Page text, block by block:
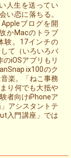
人生を送ってい
い恋に落ちる。
ブログを開
かMacのトラブ
験。17インチの
て（いろいろバ
のiOSアプリもリ
ix100のク
楽。「ねこ事務
り何でも大抵や
者向けiPhoneア
アシスタントテ
入門講座」では